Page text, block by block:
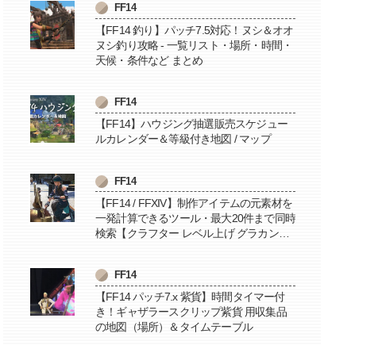
FF14
【FF14 釣り】パッチ7.5対応！ヌシ＆オオ
ヌシ釣り攻略 - 一覧リスト・場所・時間・
天候・条件など まとめ
FF14
【FF14】ハウジング抽選販売スケジュー
ルカレンダー＆等級付き地図 / マップ
FF14
【FF14 / FFXIV】制作アイテムの元素材を
一発計算できるツール・最大20件まで同時
検索【クラフター レベル上げ グラカン納
FF14
【FF14 パッチ7.x 紫貨】時間タイマー付
き！ギャザラースクリップ紫貨 用収集品
の地図（場所）＆タイムテーブル